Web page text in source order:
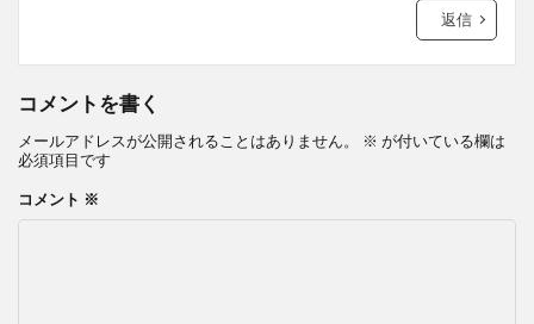
返信
コメントを書く
メールアドレスが公開されることはありません。 ※ が付いている欄は
必須項目です
コメント ※